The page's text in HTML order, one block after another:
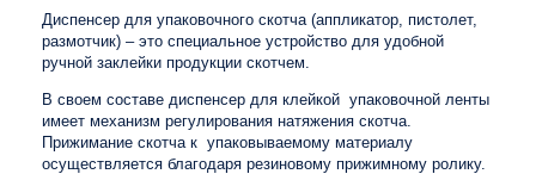
Диспенсер для упаковочного скотча (аппликатор, пистолет,
размотчик) – это специальное устройство для удобной
ручной заклейки продукции скотчем.
В своем составе диспенсер для клейкой упаковочной ленты
имеет механизм регулирования натяжения скотча.
Прижимание скотча к упаковываемому материалу
осуществляется благодаря резиновому прижимному ролику.